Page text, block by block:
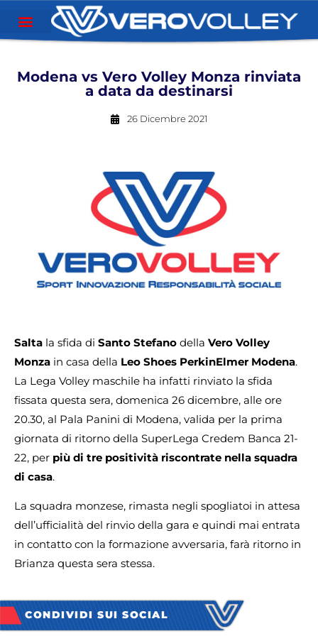
Modena vs Vero Volley Monza rinviata
a data da destinarsi
26 Dicembre 2021
Salta la sfida di Santo Stefano della Vero Volley
Monza in casa della Leo Shoes PerkinElmer Modena.
La Lega Volley maschile ha infatti rinviato la sfida
fissata questa sera, domenica 26 dicembre, alle ore
20.30, al Pala Panini di Modena, valida per la prima
giornata di ritorno della SuperLega Credem Banca 21-
22, per più di tre positività riscontrate nella squadra
di casa.
La squadra monzese, rimasta negli spogliatoi in attesa
dell’ufficialità del rinvio della gara e quindi mai entrata
in contatto con la formazione avversaria, farà ritorno in
Brianza questa sera stessa.
CONDIVIDI SUI SOCIAL